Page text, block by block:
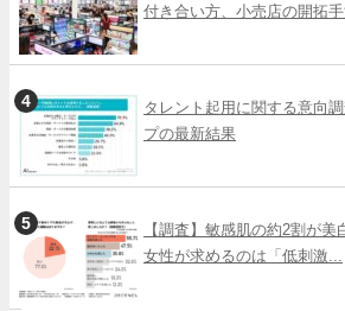
付き合い方、小売店の開拓手
タレント起用に関する意向
プの最新結果
【調査】敏感肌の約2割が
女性が求めるのは「低刺激...